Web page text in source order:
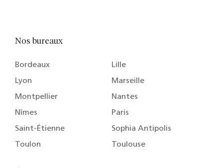
Nos bureaux
Bordeaux
Lille
Lyon
Marseille
Montpellier
Nantes
Nîmes
Paris
Saint-Étienne
Sophia Antipolis
Toulon
Toulouse